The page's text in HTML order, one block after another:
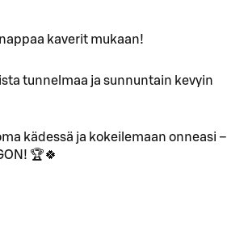
kaverit mukaan!
tunnelmaa ja sunnuntain kevyin
kädessä ja kokeilemaan onneasi –
🏆🍀